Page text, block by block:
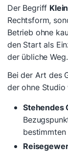
Der Begriff
Rechtsform,
Betrieb ohne
den Start als
der übliche Weg.
Bei der Art des
der ohne
Stehendes
bestimmten